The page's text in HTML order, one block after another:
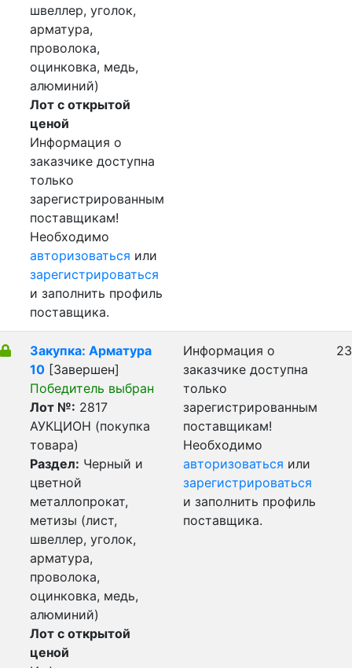
швеллер, уголок,
арматура,
проволока,
оцинковка, медь,
алюминий)
Лот с открытой
ценой
Информация о
заказчике доступна
только
зарегистрированным
поставщикам!
Необходимо
авторизоваться или
зарегистрироваться
и заполнить профиль
поставщика.
Закупка: Арматура
10 [Завершен]
Победитель выбран
Лот №: 2817
АУКЦИОН (покупка
товара)
Раздел: Черный и
цветной
металлопрокат,
метизы (лист,
швеллер, уголок,
арматура,
проволока,
оцинковка, медь,
алюминий)
Лот с открытой
ценой
Информация о
заказчике доступна
только
зарегистрированным
поставщикам!
Необходимо
авторизоваться или
зарегистрироваться
и заполнить профиль
поставщика.